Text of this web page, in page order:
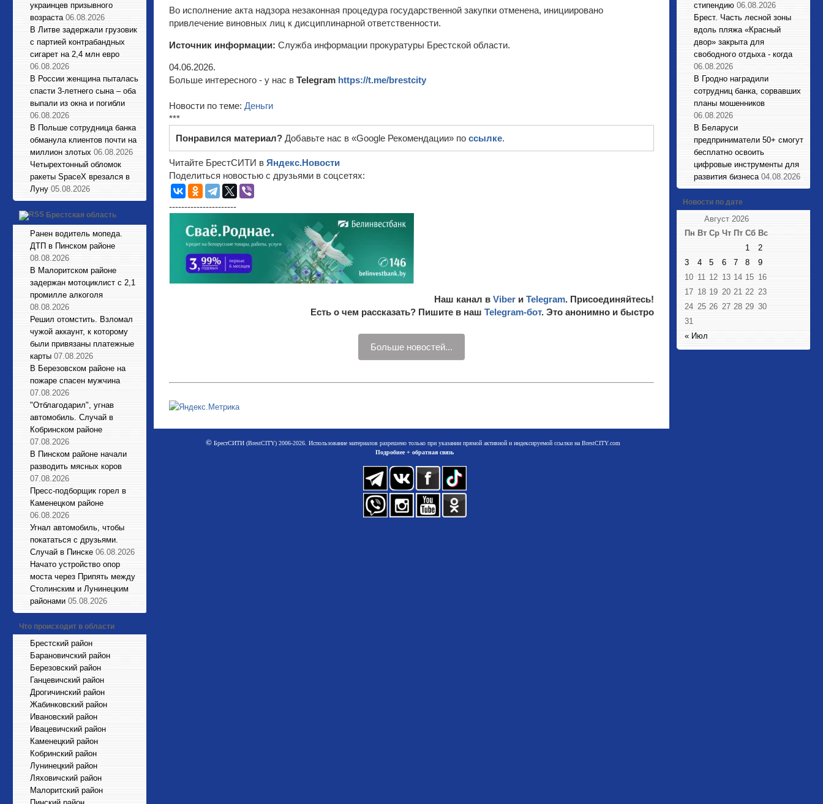
украинцев призывного
возраста 06.08.2026
В Литве задержали грузовик
с партией контрабандных
сигарет на 2,4 млн евро
06.08.2026
В России женщина пыталась
спасти 3-летнего сына – оба
выпали из окна и погибли
06.08.2026
В Польше сотрудница банка
обманула клиентов почти на
миллион злотых 06.08.2026
Четырехтонный обломок
ракеты SpaceX врезался в
Луну 05.08.2026
Брестская область
Ранен водитель мопеда.
ДТП в Пинском районе
08.08.2026
В Малоритском районе
задержан мотоциклист с 2,1
промилле алкоголя
08.08.2026
Решил отомстить. Взломал
чужой аккаунт, к которому
были привязаны платежные
карты 07.08.2026
В Березовском районе на
пожаре спасен мужчина
07.08.2026
"Отблагодарил", угнав
автомобиль. Случай в
Кобринском районе
07.08.2026
В Пинском районе начали
разводить мясных коров
07.08.2026
Пресс-подборщик горел в
Каменецком районе
06.08.2026
Угнал автомобиль, чтобы
покататься с друзьями.
Случай в Пинске 06.08.2026
Начато устройство опор
моста через Припять между
Столинским и Лунинецким
районами 05.08.2026
Что происходит в области
Брестский район
Барановичский район
Березовский район
Ганцевичский район
Дрогичинский район
Жабинковский район
Ивановский район
Ивацевичский район
Каменецкий район
Кобринский район
Лунинецкий район
Ляховичский район
Малоритский район
Во исполнение акта надзора незаконная процедура государственной закупки отменена, инициировано
привлечение виновных лиц к дисциплинарной ответственности.
Источник информации: Служба информации прокуратуры Брестской области.
04.06.2026.
Больше интересного - у нас в Telegram https://t.me/brestcity
Новости по теме: Деньги
***
Понравился материал? Добавьте нас в «Google Рекомендации» по ссылке.
Читайте БрестСИТИ в Яндекс.Новости
Поделиться новостью с друзьями в соцсетях:
----------------------
Наш канал в Viber и Telegram. Присоединяйтесь!
Есть о чем рассказать? Пишите в наш Telegram-бот. Это анонимно и быстро
Больше новостей...
©БрестСИТИ (BrestCITY) 2006-2026. Использование материалов разрешено только при указании прямой активной и индексируемой ссылки на BrestCITY.com
Подробнее + обратная связь
стипендию 06.08.2026
Брест. Часть лесной зоны
вдоль пляжа «Красный
двор» закрыта для
свободного отдыха - когда
06.08.2026
В Гродно наградили
сотрудниц банка, сорвавших
планы мошенников
06.08.2026
В Беларуси
предприниматели 50+ смогут
бесплатно освоить
цифровые инструменты для
развития бизнеса 04.08.2026
Новости по дате
Август 2026
Пн Вт Ср Чт Пт Сб Вс
« Июл
1
2
3
4 5 6 7 8
9
10 11 12 13 14 15 16
17 18 19 20 21 22 23
24 25 26 27 28 29 30
31